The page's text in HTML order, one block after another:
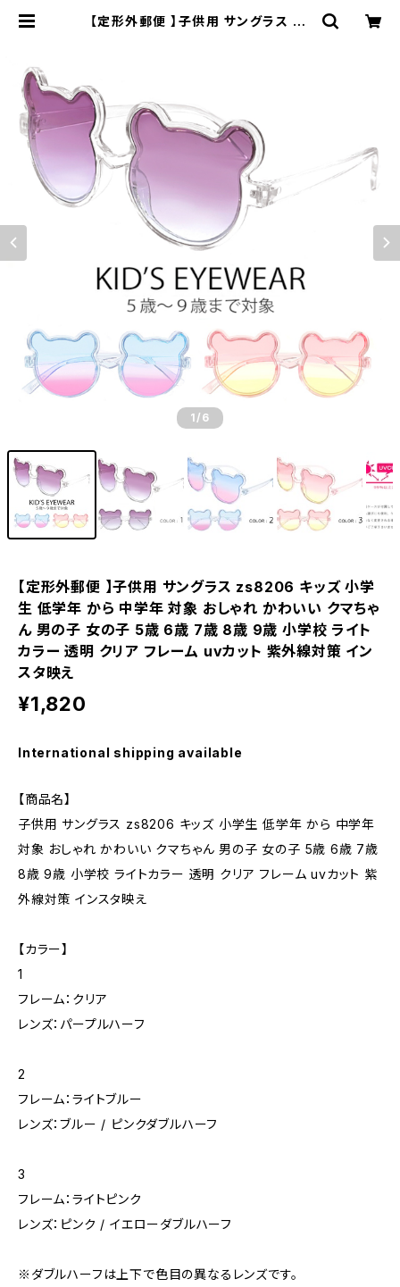
【定形外郵便 】子供用 サングラス zs
フレーム uvカット 紫外線対策 インス
タ映え | 【サングラスドッグ】メガネ・
サングラス・帽子 の 通販
1 /6
【定形外郵便 】子供用 サングラス zs8206 キッズ 小学
生 低学年 から 中学年 対象 おしゃれ かわいい クマちゃ
ん 男の子 女の子 5歳 6歳 7歳 8歳 9歳 小学校 ライト
カラー 透明 クリア フレーム uvカット 紫外線対策 イン
スタ映え
¥1,820
International shipping available
【商品名】
子供用 サングラス zs8206 キッズ 小学生 低学年 から 中学年
対象 おしゃれ かわいい クマちゃん 男の子 女の子 5歳 6歳 7歳
8歳 9歳 小学校 ライトカラー 透明 クリア フレーム uvカット 紫
外線対策 インスタ映え
【カラー】
1
フレーム：クリア
レンズ：パープルハーフ
2
フレーム：ライトブルー
レンズ：ブルー / ピンクダブルハーフ
3
フレーム：ライトピンク
レンズ：ピンク / イエローダブルハーフ
※ダブルハーフは上下で色目の異なるレンズです。